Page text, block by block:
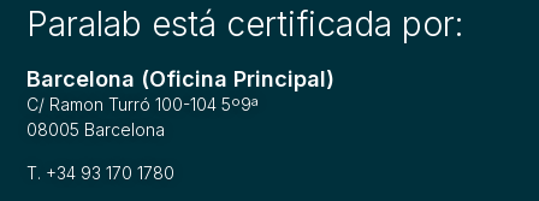
Paralab está certificada por:
Barcelona (Oficina Principal)
C/ Ramon Turró 100-104 5º9ª
08005 Barcelona
T. +34 93 170 1780